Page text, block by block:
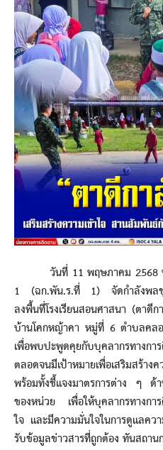
วันที่ 11 พฤษภาคม 2568 หน่
1 (ฉก.พัน.ร.ที่ 1) จัดกำลังพลชุด
ลงพื้นที่โรงเรียนสอนศาสนา (ตาดี
บ้านโคกหญ้าคา หมู่ที่ 6 ตำบลคล
เพื่อพบปะพูดคุยกับบุคลากรทางการ
ตลอดจนมีเป้าหมายเพื่อเสริมสร้า
พร้อมทั้งชี้แจงมาตรการต่าง ๆ ด้
ของหน่วย เพื่อให้บุคลากรทางกา
ใจ และมีความมั่นใจในการดูแลค
รับข้อมูลข่าวสารที่ถูกต้อง ทันสถา